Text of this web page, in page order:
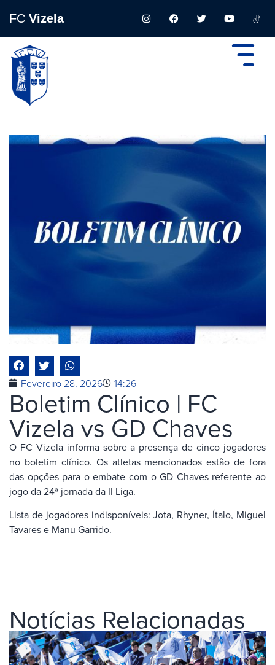
FC Vizela
Fevereiro 28, 2026 14:26
Boletim Clínico | FC
Vizela vs GD Chaves
O FC Vizela informa sobre a presença de cinco jogadores
no boletim clínico. Os atletas mencionados estão de fora
das opções para o embate com o GD Chaves referente ao
jogo da 24ª jornada da II Liga.
Lista de jogadores indisponíveis: Jota, Rhyner, Ítalo, Miguel
Tavares e Manu Garrido.
Notícias Relacionadas